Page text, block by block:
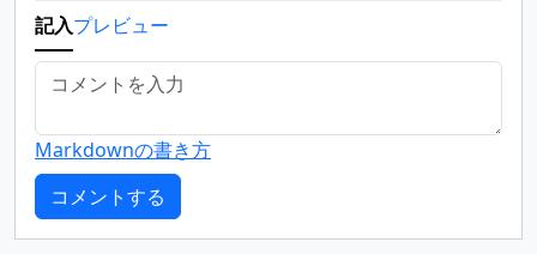
記入プレビュー
Markdownの書き方